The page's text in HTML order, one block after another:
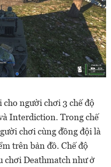
cho người chơi 3 chế độ
Interdiction. Trong chế
chơi cùng đồng đội là
trên bản đồ. Chế độ
chơi Deathmatch như ở